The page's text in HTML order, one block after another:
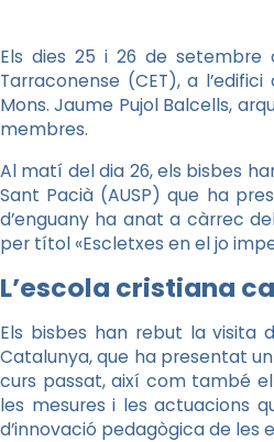
Els dies 25 i 26 de setembre
Tarraconense (CET), a
Mons. Jaume Pujol Balcells,
membres.
Al matí del dia 26, els bisbes
Sant Pacià (AUSP) que ha
d’enguany ha anat a càrrec
per títol «Escletxes en el jo
L’escola cristiana
Els bisbes han rebut la visita
Catalunya, que ha presentat
curs passat, així com també
les mesures i les actuacions
d’innovació pedagògica de